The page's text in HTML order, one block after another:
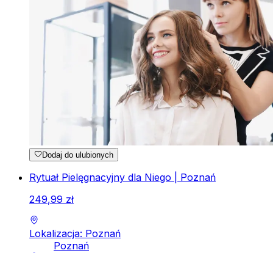
Dodaj do ulubionych
Rytuał Pielęgnacyjny dla Niego | Poznań
249,99 zł
Lokalizacja: Poznań
Poznań